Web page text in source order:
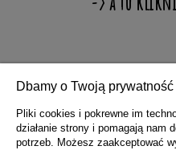
Dbamy o Twoją prywatność
Pliki cookies i pokrewne im
działanie strony i pomagają nam
potrzeb. Możesz zaakceptować